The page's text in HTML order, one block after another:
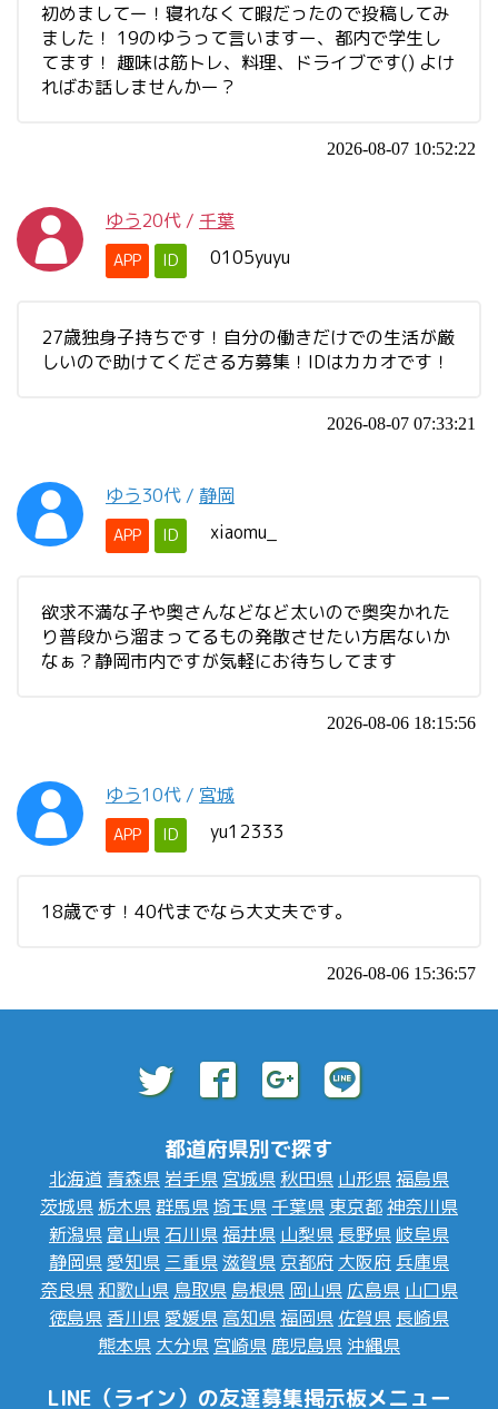
初めましてー！寝れなくて暇だったので投稿してみ
ました！ 19のゆうって言いますー、都内で学生し
てます！ 趣味は筋トレ、料理、ドライブです() よけ
ればお話しませんかー？
2026-08-07 10:52:22
ゆう20代 / 千葉
APP ID 0105yuyu
27歳独身子持ちです！自分の働きだけでの生活が厳
しいので助けてくださる方募集！IDはカカオです！
2026-08-07 07:33:21
ゆう30代 / 静岡
APP ID xiaomu_
欲求不満な子や奥さんなどなど太いので奥突かれた
り普段から溜まってるもの発散させたい方居ないか
なぁ？静岡市内ですが気軽にお待ちしてます
2026-08-06 18:15:56
ゆう10代 / 宮城
APP ID yu12333
18歳です！40代までなら大丈夫です。
2026-08-06 15:36:57
都道府県別で探す
北海道 青森県 岩手県 宮城県 秋田県 山形県福島県
茨城県 栃木県群馬県埼玉県 千葉県 東京都神奈川県
新潟県 富山県 石川県福井県 山梨県 長野県 岐阜県
静岡県愛知県 三重県滋賀県 京都府 大阪府 兵庫県
奈良県 和歌山県 鳥取県 島根県 岡山県 広島県 山口県
徳島県 香川県愛媛県 高知県福岡県 佐賀県 長崎県
熊本県 大分県 宮崎県 鹿児島県 沖縄県
LINE（ライン）の友達募集掲示板メニュー